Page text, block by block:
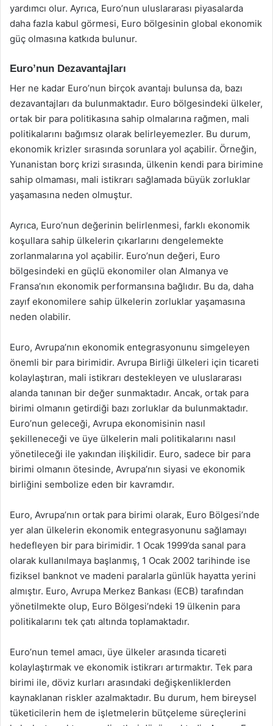
yardımcı olur. Ayrıca, Euro’nun uluslararası piyasalarda
daha fazla kabul görmesi, Euro bölgesinin global ekonomik
güç olmasına katkıda bulunur.
Euro’nun Dezavantajları
Her ne kadar Euro’nun birçok avantajı bulunsa da, bazı
dezavantajları da bulunmaktadır. Euro bölgesindeki ülkeler,
ortak bir para politikasına sahip olmalarına rağmen, mali
politikalarını bağımsız olarak belirleyemezler. Bu durum,
ekonomik krizler sırasında sorunlara yol açabilir. Örneğin,
Yunanistan borç krizi sırasında, ülkenin kendi para birimine
sahip olmaması, mali istikrarı sağlamada büyük zorluklar
yaşamasına neden olmuştur.
Ayrıca, Euro’nun değerinin belirlenmesi, farklı ekonomik
koşullara sahip ülkelerin çıkarlarını dengelemekte
zorlanmalarına yol açabilir. Euro’nun değeri, Euro
bölgesindeki en güçlü ekonomiler olan Almanya ve
Fransa’nın ekonomik performansına bağlıdır. Bu da, daha
zayıf ekonomilere sahip ülkelerin zorluklar yaşamasına
neden olabilir.
Euro, Avrupa’nın ekonomik entegrasyonunu simgeleyen
önemli bir para birimidir. Avrupa Birliği ülkeleri için ticareti
kolaylaştıran, mali istikrarı destekleyen ve uluslararası
alanda tanınan bir değer sunmaktadır. Ancak, ortak para
birimi olmanın getirdiği bazı zorluklar da bulunmaktadır.
Euro’nun geleceği, Avrupa ekonomisinin nasıl
şekilleneceği ve üye ülkelerin mali politikalarını nasıl
yönetileceği ile yakından ilişkilidir. Euro, sadece bir para
birimi olmanın ötesinde, Avrupa’nın siyasi ve ekonomik
birliğini sembolize eden bir kavramdır.
Euro, Avrupa’nın ortak para birimi olarak, Euro Bölgesi’nde
yer alan ülkelerin ekonomik entegrasyonunu sağlamayı
hedefleyen bir para birimidir. 1 Ocak 1999’da sanal para
olarak kullanılmaya başlanmış, 1 Ocak 2002 tarihinde ise
fiziksel banknot ve madeni paralarla günlük hayatta yerini
almıştır. Euro, Avrupa Merkez Bankası (ECB) tarafından
yönetilmekte olup, Euro Bölgesi’ndeki 19 ülkenin para
politikalarını tek çatı altında toplamaktadır.
Euro’nun temel amacı, üye ülkeler arasında ticareti
kolaylaştırmak ve ekonomik istikrarı artırmaktır. Tek para
birimi ile, döviz kurları arasındaki değişkenliklerden
kaynaklanan riskler azalmaktadır. Bu durum, hem bireysel
tüketicilerin hem de işletmelerin bütçeleme süreçlerini